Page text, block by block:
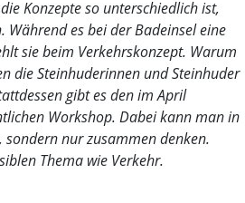
Konzepte so unterschiedlich ist,
Während es bei der Badeinsel eine
sie beim Verkehrskonzept. Warum
die Steinhuderinnen und Steinhuder
gibt es den im April
Workshop. Dabei kann man in
nur zusammen denken.
Thema wie Verkehr.